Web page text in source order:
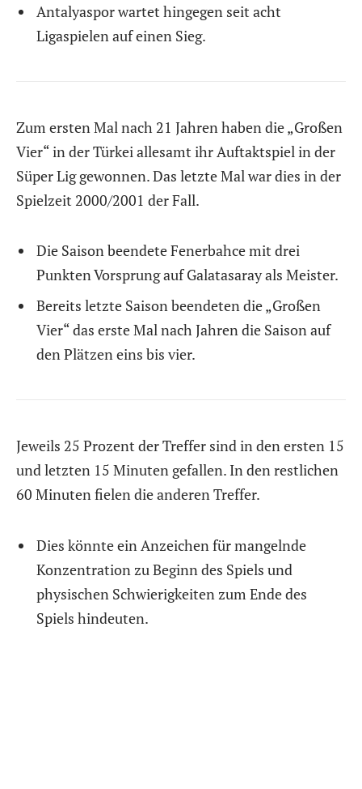
Antalyaspor wartet hingegen seit acht
Ligaspielen auf einen Sieg.
Zum ersten Mal nach 21 Jahren haben die „Großen
Vier“ in der Türkei allesamt ihr Auftaktspiel in der
Süper Lig gewonnen. Das letzte Mal war dies in der
Spielzeit 2000/2001 der Fall.
Die Saison beendete Fenerbahce mit drei
Punkten Vorsprung auf Galatasaray als Meister.
Bereits letzte Saison beendeten die „Großen
Vier“ das erste Mal nach Jahren die Saison auf
den Plätzen eins bis vier.
Jeweils 25 Prozent der Treffer sind in den ersten 15
und letzten 15 Minuten gefallen. In den restlichen
60 Minuten fielen die anderen Treffer.
Dies könnte ein Anzeichen für mangelnde
Konzentration zu Beginn des Spiels und
physischen Schwierigkeiten zum Ende des
Spiels hindeuten.